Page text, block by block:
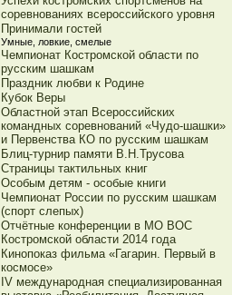
соревнованиях всероссийского уровня
Принимали гостей
Умные, ловкие, смелые
Чемпионат Костромской области по
русским шашкам
Праздник любви к Родине
Кубок Веры
Областной этап Всероссийских
командных соревнований «Чудо-шашки»
и Первенства КО по русским шашкам
Блиц-турнир памяти В.Н.Трусова
Страницы тактильных книг
Особым детям - особые книги
Чемпионат России по русским шашкам
(спорт слепых)
Отчётные конференции в МО ВОС
Костромской области 2014 года
Кинопоказ фильма «Гагарин. Первый в
космосе»
IV международная специализированная